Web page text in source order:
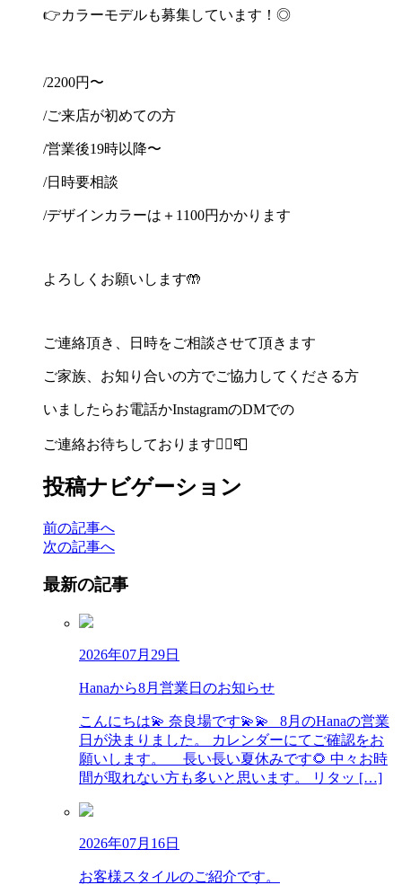
👉カラーモデルも募集しています！◎
/2200円〜
/ご来店が初めての方
/営業後19時以降〜
/日時要相談
/デザインカラーは＋1100円かかります
よろしくお願いします🤲
ご連絡頂き、日時をご相談させて頂きます
ご家族、お知り合いの方でご協力してくださる方
いましたらお電話かInstagramのDMでの
ご連絡お待ちしております🙇‍♀️📮
投稿ナビゲーション
前の記事へ
次の記事へ
最新の記事
2026年07月29日
Hanaから8月営業日のお知らせ
こんにちは💫 奈良場です💫💫 8月のHanaの営業
日が決まりました。 カレンダーにてご確認をお
願いします。 長い長い夏休みです🌻 中々お時
間が取れない方も多いと思います。 リタッ […]
2026年07月16日
お客様スタイルのご紹介です。